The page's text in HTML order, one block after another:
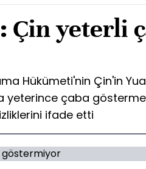
Çin yeterli
Hükümeti'nin Çin'in
yeterince çaba
ifade etti